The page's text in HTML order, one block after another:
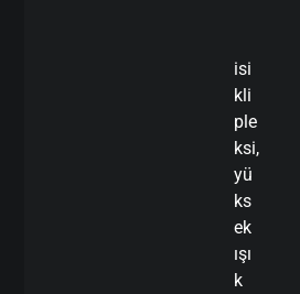
isi
kli
ple
ksi,
yü
ks
ek
ışı
k